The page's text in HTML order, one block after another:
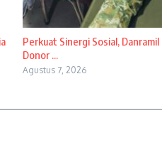
Perkuat Sinergi Sosial,
Donor ...
Agustus 7, 2026